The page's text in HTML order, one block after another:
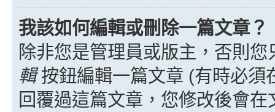
我該如何編輯或刪除一篇文章？
除非您是管理員或版主，否則
輯按鈕編輯一篇文章 (有時必須
回覆過這篇文章，您修改後會